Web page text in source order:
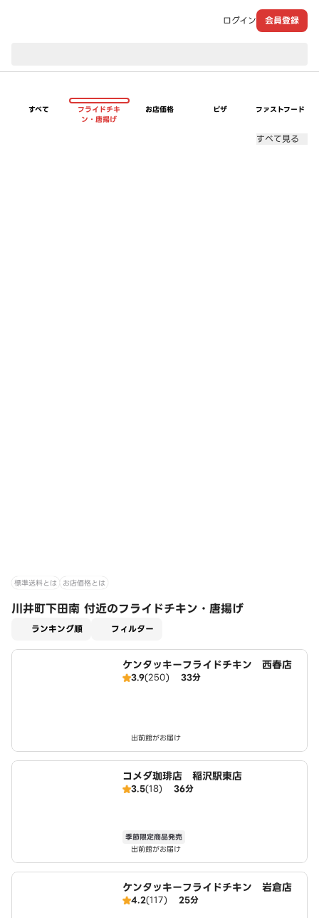
ログイン 会員登録
すべて
フライドチキ
ン・唐揚げ
お店価格 ピザ ファストフード
すべて見る
標準送料とは お店価格とは
川井町下田南 付近のフライドチキン・唐揚げ
ランキング順 フィルター
ケンタッキーフライドチキン 西春店
3.9(250) 33分
出前館がお届け
コメダ珈琲店 稲沢駅東店
3.5(18) 36分
季節限定商品発売
出前館がお届け
ケンタッキーフライドチキン 岩倉店
4.2(117) 25分